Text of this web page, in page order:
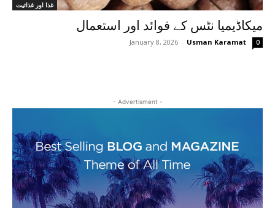
غذا اور غذائیت
میکاڈیمیا نٹس کے فوائد اور استعمال
Usman Karamat
-
January 8, 2026 0
- Advertisment -